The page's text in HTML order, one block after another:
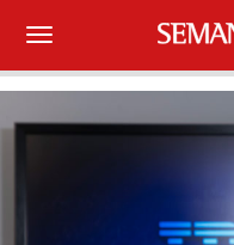
Suscríbase